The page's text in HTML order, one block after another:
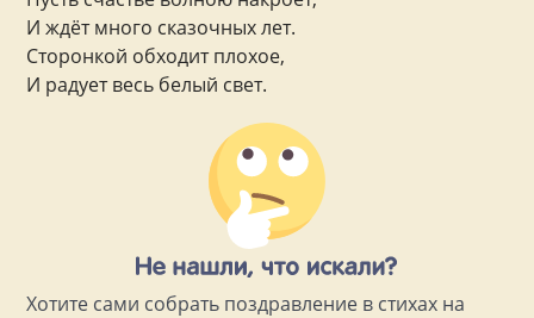
И ждёт много сказочных лет.
Сторонкой обходит плохое,
И радует весь белый свет.
Хотите сами собрать поздравление в стихах на